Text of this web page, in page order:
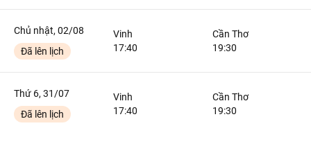
Chủ nhật, 02/08
Đã lên lịch
Vinh
17:40
Cần Thơ
19:30
Thứ 6, 31/07
Đã lên lịch
Vinh
17:40
Cần Thơ
19:30